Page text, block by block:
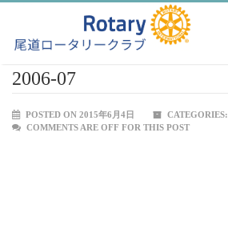
2006-07
POSTED ON 2015年6月4日
CATEGORIES:
COMMENTS ARE OFF FOR THIS POST